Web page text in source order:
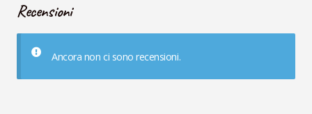
Recensioni
Ancora non ci sono recensioni.